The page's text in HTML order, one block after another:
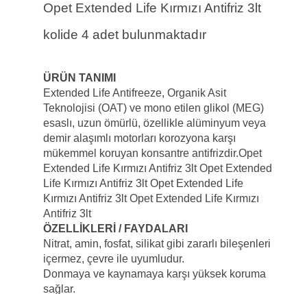
Opet Extended Life Kırmızı Antifriz 3lt
kolide 4 adet bulunmaktadır
ÜRÜN TANIMI
Extended Life Antifreeze, Organik Asit
Teknolojisi (OAT) ve mono etilen glikol (MEG)
esaslı, uzun ömürlü, özellikle alüminyum veya
demir alaşımlı motorları korozyona karşı
mükemmel koruyan konsantre antifrizdir.Opet
Extended Life Kırmızı Antifriz 3lt Opet Extended
Life Kırmızı Antifriz 3lt Opet Extended Life
Kırmızı Antifriz 3lt Opet Extended Life Kırmızı
Antifriz 3lt
ÖZELLİKLERİ / FAYDALARI
Nitrat, amin, fosfat, silikat gibi zararlı bileşenleri
içermez, çevre ile uyumludur.
Donmaya ve kaynamaya karşı yüksek koruma
sağlar.